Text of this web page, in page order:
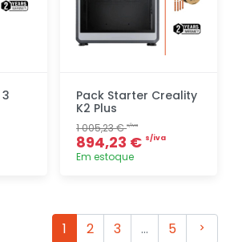
Pack Starter Creality
K2 Plus
1 005,23 €s/iva
894,23 € s/iva
Em estoque
1 2 3 … 5